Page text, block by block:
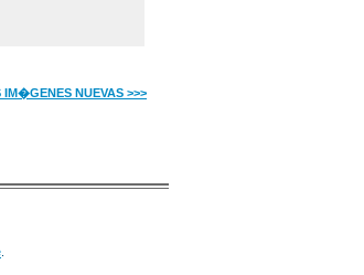
NUEVAS >>>